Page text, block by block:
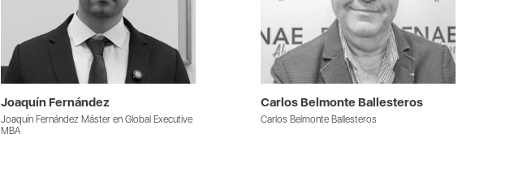
Joaquín Fernández
Joaquín Fernández Máster en Global Executive
MBA
Carlos Belmonte Ballesteros
Carlos Belmonte Ballesteros